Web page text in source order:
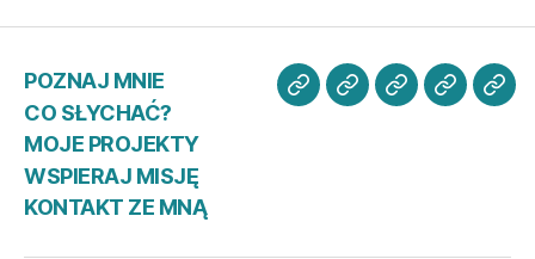
POZNAJ MNIE
CO SŁYCHAĆ?
MOJE PROJEKTY
WSPIERAJ MISJĘ
KONTAKT ZE MNĄ
POZNAJ
CO
MOJE